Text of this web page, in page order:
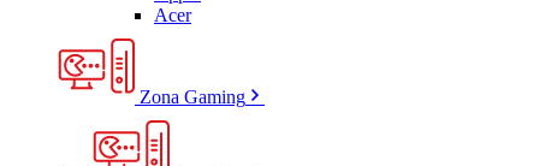
Acer
Zona Gaming